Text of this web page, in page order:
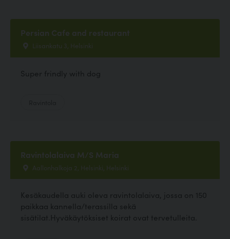
Persian Cafe and restaurant
Liisankatu 3, Helsinki
Super frindly with dog
Ravintolalaiva M/S Maria
Aallonhalkoja 2, Helsinki, Helsinki
Kesäkaudella auki oleva ravintolalaiva, jossa on 150
paikkaa kannella/terassilla sekä
sisätilat.Hyväkäytöksiset koirat ovat tervetulleita.